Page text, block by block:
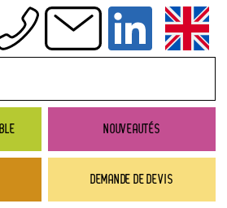
NOUVEAUTÉS
DEMANDE DE DEVIS
location